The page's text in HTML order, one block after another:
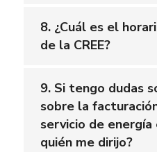
8. ¿Cuál es el
de la CREE?
9. Si tengo dudas
sobre la
servicio de energía
quién me dirijo?